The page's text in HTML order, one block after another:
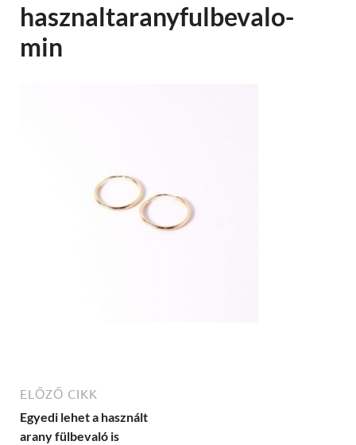
hasznaltaranyfulbevalo-
min
ELŐZŐ CIKK
Egyedi lehet a használt
arany fülbevaló is